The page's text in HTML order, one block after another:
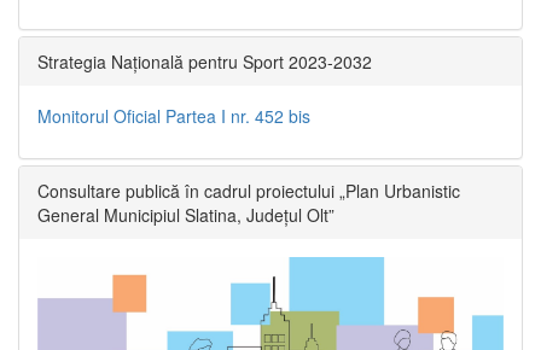
Strategia Națională pentru Sport 2023-2032
Monitorul Oficial Partea I nr. 452 bis
Consultare publică în cadrul proiectului „Plan Urbanistic
General Municipiul Slatina, Județul Olt”